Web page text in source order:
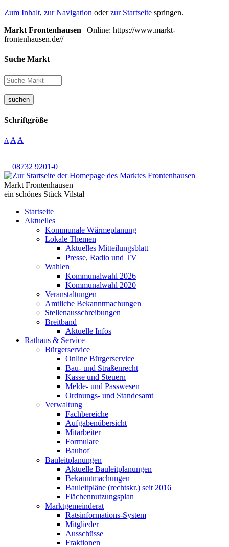
Zum Inhalt, zur Navigation oderzur Startseite springen.
Markt Frontenhausen | Online: https://www.markt-
frontenhausen.de//
Suche Markt
suchen
Schriftgröße
A A A
08732 9201-0
Markt Frontenhausen
ein schönes Stück Vilstal
Startseite
Aktuelles
Kommunale Wärmeplanung
Lokale Themen
Aktuelles Mitteilungsblatt
Presse, Radio und TV
Wahlen
Kommunalwahl 2026
Kommunalwahl 2020
Veranstaltungen
Amtliche Bekanntmachungen
Stellenausschreibungen
Breitband
Aktuelle Infos
Rathaus & Service
Bürgerservice
Online Bürgerservice
Bau- und Straßenrecht
Kasse und Steuern
Melde- und Passwesen
Ordnungs- und Standesamt
Verwaltung
Fachbereiche
Aufgabenübersicht
Mitarbeiter
Formulare
Bauhof
Bauleitplanungen
Aktuelle Bauleitplanungen
Bekanntmachungen
Bauleitpläne (rechtskr.) seit 2016
Flächennutzungsplan
Marktgemeinderat
Ratsinformations-System
Mitglieder
Ausschüsse
Fraktionen